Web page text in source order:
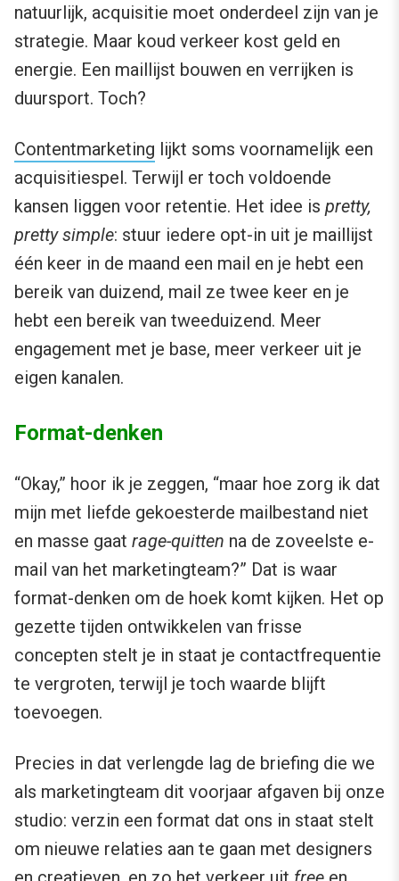
natuurlijk, acquisitie moet onderdeel zijn van je
strategie. Maar koud verkeer kost geld en
energie. Een maillijst bouwen en verrijken is
duursport. Toch?
Contentmarketing lijkt soms voornamelijk een
acquisitiespel. Terwijl er toch voldoende
kansen liggen voor retentie. Het idee is pretty,
pretty simple: stuur iedere opt-in uit je maillijst
één keer in de maand een mail en je hebt een
bereik van duizend, mail ze twee keer en je
hebt een bereik van tweeduizend. Meer
engagement met je base, meer verkeer uit je
eigen kanalen.
Format-denken
“Okay,” hoor ik je zeggen, “maar hoe zorg ik dat
mijn met liefde gekoesterde mailbestand niet
en masse gaat rage-quitten na de zoveelste e-
mail van het marketingteam?” Dat is waar
format-denken om de hoek komt kijken. Het op
gezette tijden ontwikkelen van frisse
concepten stelt je in staat je contactfrequentie
te vergroten, terwijl je toch waarde blijft
toevoegen.
Precies in dat verlengde lag de briefing die we
als marketingteam dit voorjaar afgaven bij onze
studio: verzin een format dat ons in staat stelt
om nieuwe relaties aan te gaan met designers